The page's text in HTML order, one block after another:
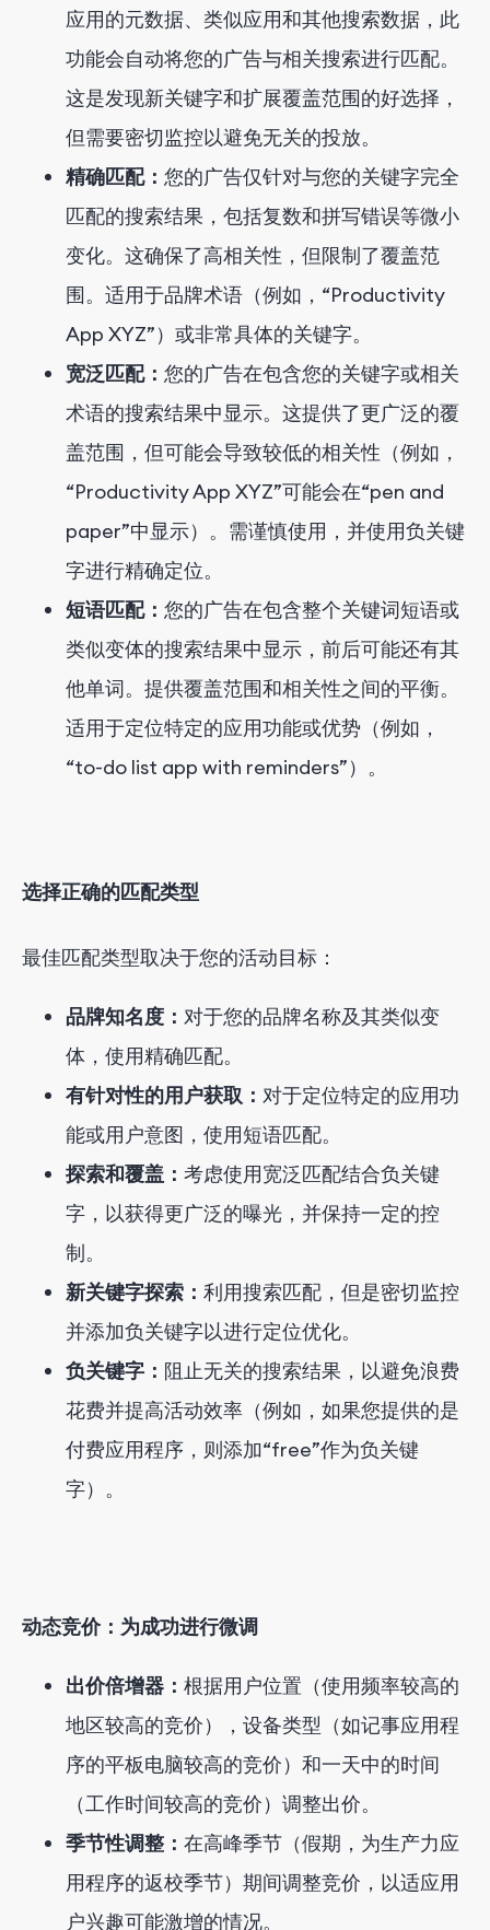
应用的元数据、类似应用和其他搜索数据，此
功能会自动将您的广告与相关搜索进行匹配。
这是发现新关键字和扩展覆盖范围的好选择，
但需要密切监控以避免无关的投放。
精确匹配： 您的广告仅针对与您的关键字完全
匹配的搜索结果，包括复数和拼写错误等微小
变化。这确保了高相关性，但限制了覆盖范
围。适用于品牌术语（例如，“Productivity
App XYZ”）或非常具体的关键字。
宽泛匹配： 您的广告在包含您的关键字或相关
术语的搜索结果中显示。这提供了更广泛的覆
盖范围，但可能会导致较低的相关性（例如，
“Productivity App XYZ”可能会在“pen and
paper”中显示）。需谨慎使用，并使用负关键
字进行精确定位。
短语匹配： 您的广告在包含整个关键词短语或
类似变体的搜索结果中显示，前后可能还有其
他单词。提供覆盖范围和相关性之间的平衡。
适用于定位特定的应用功能或优势（例如，
“to-do list app with reminders”）。
选择正确的匹配类型
最佳匹配类型取决于您的活动目标：
品牌知名度： 对于您的品牌名称及其类似变
体，使用精确匹配。
有针对性的用户获取： 对于定位特定的应用功
能或用户意图，使用短语匹配。
探索和覆盖： 考虑使用宽泛匹配结合负关键
字，以获得更广泛的曝光，并保持一定的控
制。
新关键字探索： 利用搜索匹配，但是密切监控
并添加负关键字以进行定位优化。
负关键字： 阻止无关的搜索结果，以避免浪费
花费并提高活动效率（例如，如果您提供的是
付费应用程序，则添加“free”作为负关键
字）。
动态竞价：为成功进行微调
出价倍增器： 根据用户位置（使用频率较高的
地区较高的竞价），设备类型（如记事应用程
序的平板电脑较高的竞价）和一天中的时间
（工作时间较高的竞价）调整出价。
季节性调整： 在高峰季节（假期，为生产力应
用程序的返校季节）期间调整竞价，以适应用
户兴趣可能激增的情况。